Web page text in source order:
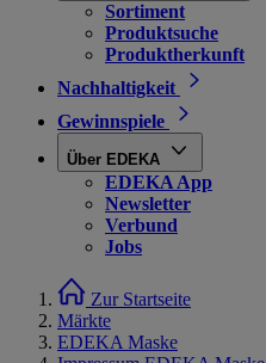
Sortiment
Produktsuche
Produktherkunft
Nachhaltigkeit
Gewinnspiele
Über EDEKA
EDEKA App
Newsletter
Verbund
Jobs
Zur Startseite
Märkte
EDEKA Maske